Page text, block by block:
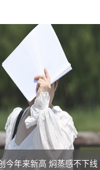
今年来新高 焖蒸感不下线